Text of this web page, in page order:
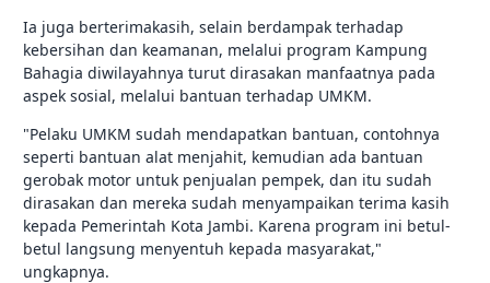
Ia juga berterimakasih, selain berdampak terhadap
kebersihan dan keamanan, melalui program Kampung
Bahagia diwilayahnya turut dirasakan manfaatnya pada
aspek sosial, melalui bantuan terhadap UMKM.
"Pelaku UMKM sudah mendapatkan bantuan, contohnya
seperti bantuan alat menjahit, kemudian ada bantuan
gerobak motor untuk penjualan pempek, dan itu sudah
dirasakan dan mereka sudah menyampaikan terima kasih
kepada Pemerintah Kota Jambi. Karena program ini betul-
betul langsung menyentuh kepada masyarakat,"
ungkapnya.